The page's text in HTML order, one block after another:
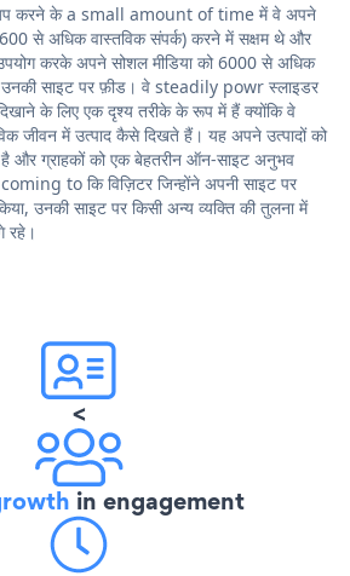
अप करने के a small amount of time में वे अपने
से अधिक वास्तविक संपर्क) करने में सक्षम थे और
करके अपने सोशल मीडिया को 6000 से अधिक
उनकी साइट पर फ़ीड। वे steadily powr स्लाइडर
के लिए एक दृश्य तरीके के रूप में हैं क्योंकि वे
जीवन में उत्पाद कैसे दिखते हैं। यह अपने उत्पादों को
है और ग्राहकों को एक बेहतरीन ऑन-साइट अनुभव
to कि विज़िटर जिन्होंने अपनी साइट पर
उनकी साइट पर किसी अन्य व्यक्ति की तुलना में
रहे।
<
in engagement